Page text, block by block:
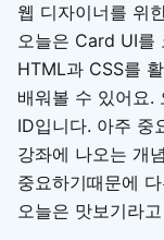
웹 디자이너를 위
오늘은 Card UI를
HTML과 CSS를
배워볼 수 있어요.
ID입니다. 아주 중
강좌에 나오는 개
중요하기때문에
오늘은 맛보기라